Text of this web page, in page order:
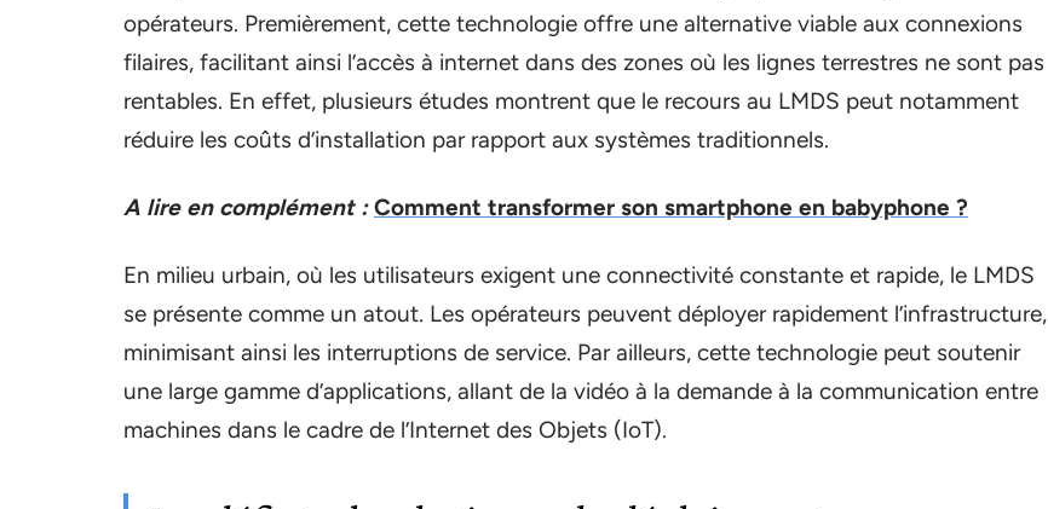
opérateurs. Premièrement, cette technologie offre une alternative viable aux connexions
filaires, facilitant ainsi l’accès à internet dans des zones où les lignes terrestres ne sont pas
rentables. En effet, plusieurs études montrent que le recours au LMDS peut notamment
réduire les coûts d’installation par rapport aux systèmes traditionnels.
A lire en complément : Comment transformer son smartphone en babyphone ?
En milieu urbain, où les utilisateurs exigent une connectivité constante et rapide, le LMDS
se présente comme un atout. Les opérateurs peuvent déployer rapidement l’infrastructure,
minimisant ainsi les interruptions de service. Par ailleurs, cette technologie peut soutenir
une large gamme d’applications, allant de la vidéo à la demande à la communication entre
machines dans le cadre de l’Internet des Objets (IoT).